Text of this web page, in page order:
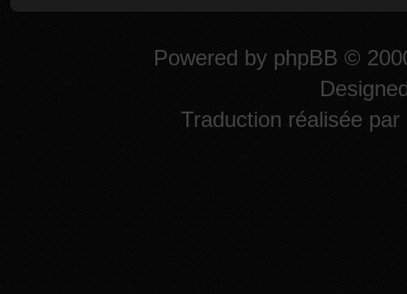
Powered by phpBB ©
Traduction réalisée par